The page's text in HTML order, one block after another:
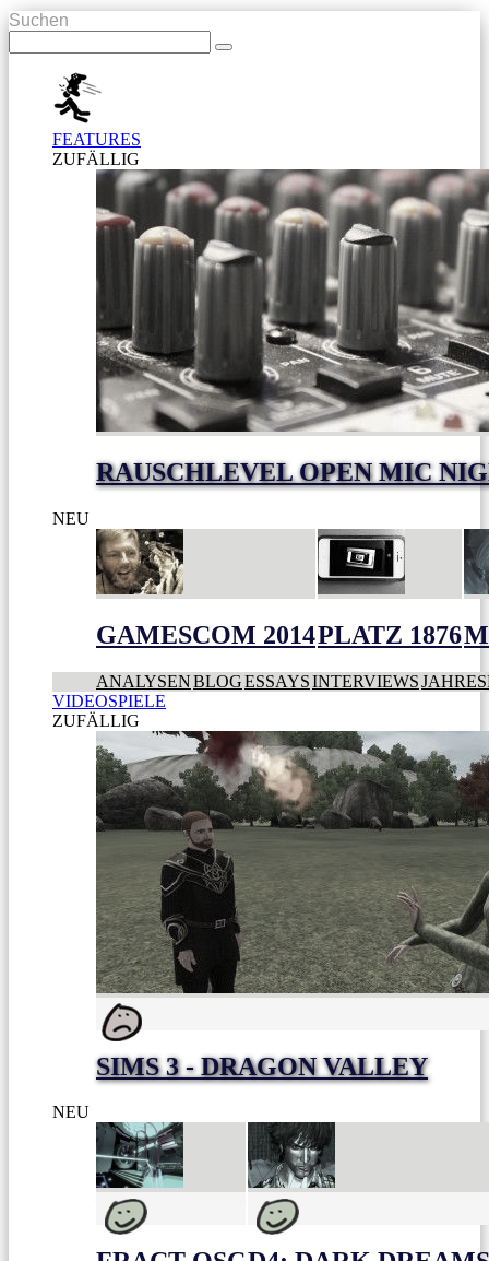
Suchen
FEATURES
ZUFÄLLIG
RAUSCHLEVEL OPEN MIC
NEU
GAMESCOM 2014PLATZ 1876
ANALYSENBLOGESSAYSINTERVIEWS
VIDEOSPIELE
ZUFÄLLIG
SIMS 3 - DRAGON VALLEY
NEU